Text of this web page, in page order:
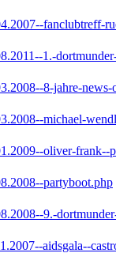
fanclubtreff-
1.-
8-jahre-news-
michael-
oliver-frank--
partyboot.php
9.-
aidsgala--